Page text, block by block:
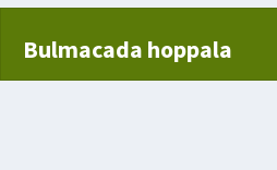
Bulmacada hoppala